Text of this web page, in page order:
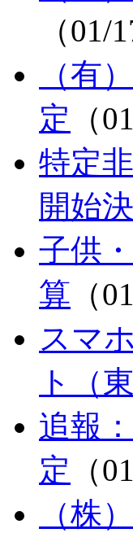
（01/
（有
定 （
特定
開始
子供
算 （
スマ
ト（
追報
定 （
（株